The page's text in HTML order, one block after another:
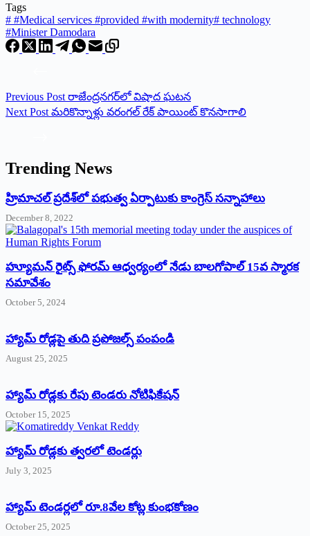
Tags
# #Medical services #provided #with modernity# technology
#Minister Damodara
Previous Post రాజేంద్రనగర్‌లో విషాద ఘటన
Next Post మరికొన్నాళ్లు వరంగల్‌ రేక్‌ పాయింట్‌ కొనసాగాలి
Trending News
‌హ్రిమాచల్‌ ‌ప్రదేశ్‌లో పభుత్వ ఏర్పాటుకు కాంగ్రెస్‌ ‌సన్నాహాలు
December 8, 2022
హ్యూమన్‌ రైట్స్‌ ఫోరమ్‌ ఆధ్వర్యంలో నేడు బాలగోపాల్‌ 15వ స్మారక
సమావేశం
October 5, 2024
హ్యామ్‌ రోడ్లపై తుది ప్రపోజల్స్‌ పంపండి
August 25, 2025
హ్యామ్‌ రోడ్లకు రేపు టెండరు నోటిఫికేషన్‌
October 15, 2025
హ్యామ్‌ రోడ్లకు త్వరలో టెండర్లు
July 3, 2025
హ్యామ్‌ ‌టెండర్లలో రూ.8వేల కోట్ల కుంభకోణం
October 25, 2025